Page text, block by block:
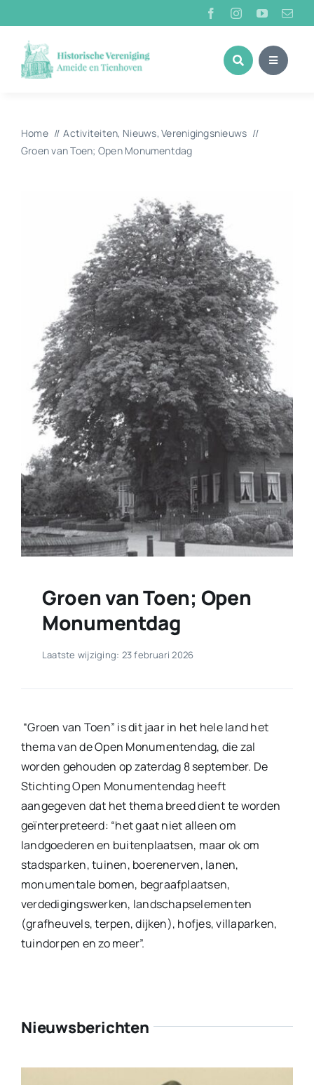
naar
inhoud
Home Activiteiten Nieuws Verenigingsnieuws
Groen van Toen; Open Monumentdag
Groen van Toen; Open
Monumentdag
Laatste wijziging: 23 februari 2026
“Groen van Toen” is dit jaar in het hele land het
thema van de Open Monumentendag, die zal
worden gehouden op zaterdag 8 september. De
Stichting Open Monumentendag heeft
aangegeven dat het thema breed dient te worden
geïnterpreteerd: “het gaat niet alleen om
landgoederen en buitenplaatsen, maar ok om
stadsparken, tuinen, boerenerven, lanen,
monumentale bomen, begraafplaatsen,
verdedigingswerken, landschapselementen
(grafheuvels, terpen, dijken), hofjes, villaparken,
tuindorpen en zo meer”.
Nieuwsberichten